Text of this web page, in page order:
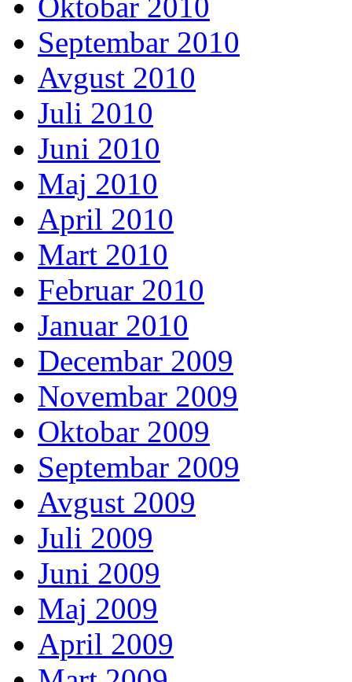
Oktobar 2010
Septembar 2010
Avgust 2010
Juli 2010
Juni 2010
Maj 2010
April 2010
Mart 2010
Februar 2010
Januar 2010
Decembar 2009
Novembar 2009
Oktobar 2009
Septembar 2009
Avgust 2009
Juli 2009
Juni 2009
Maj 2009
April 2009